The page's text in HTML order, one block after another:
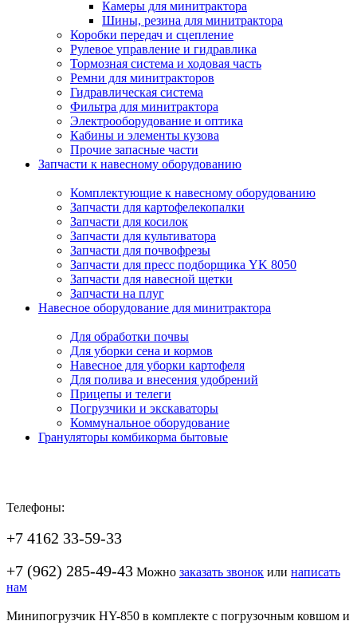
Камеры для минитрактора
Шины, резина для минитрактора
Коробки передач и сцепление
Рулевое управление и гидравлика
Тормозная система и ходовая часть
Ремни для минитракторов
Гидравлическая система
Фильтра для минитрактора
Электрооборудование и оптика
Кабины и элементы кузова
Прочие запасные части
Запчасти к навесному оборудованию
Комплектующие к навесному оборудованию
Запчасти для картофелекопалки
Запчасти для косилок
Запчасти для культиватора
Запчасти для почвофрезы
Запчасти для пресс подборщика YK 8050
Запчасти для навесной щетки
Запчасти на плуг
Навесное оборудование для минитрактора
Для обработки почвы
Для уборки сена и кормов
Навесное для уборки картофеля
Для полива и внесения удобрений
Прицепы и телеги
Погрузчики и экскаваторы
Коммунальное оборудование
Грануляторы комбикорма бытовые
Телефоны:
+7 4162 33-59-33
+7 (962) 285-49-43 Можно заказать звонок или написать
нам
Минипогрузчик HY-850 в комплекте с погрузочным ковшом и